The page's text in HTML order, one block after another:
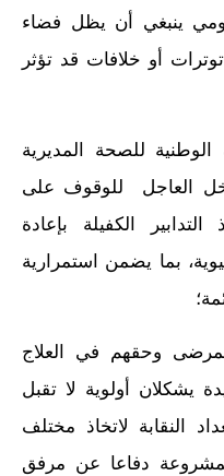
ينبغي أن يظل فضاء
أو خلافات قد تؤثر
للصحة المديرية
العاجل للوقوف على
الكفيلة بإعادة
بما يضمن استمرارية
وحقهم في العلاج
يشكلان أولوية لا تقبل
النقابة لاتخاذ مختلف
المشروعة دفاعا عن مرفق